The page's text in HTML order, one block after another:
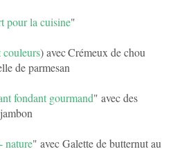
pour la cuisine"
couleurs) avecCrémeux de chou
de parmesan
fondant gourmand" avec des
nature" avec Galette de butternut au